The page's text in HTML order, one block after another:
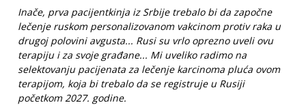
Inače, prva pacijentkinja iz Srbije trebalo bi da započne
lečenje ruskom personalizovanom vakcinom protiv raka u
drugoj polovini avgusta... Rusi su vrlo oprezno uveli ovu
terapiju i za svoje građane... Mi uveliko radimo na
selektovanju pacijenata za lečenje karcinoma pluća ovom
terapijom, koja bi trebalo da se registruje u Rusiji
početkom 2027. godine.